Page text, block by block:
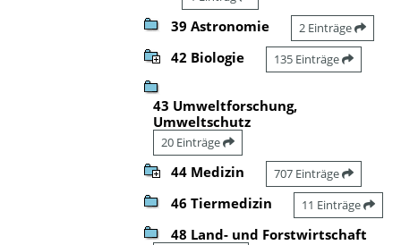
39 Astronomie 2 Einträge
42 Biologie 135 Einträge
43 Umweltforschung,
Umweltschutz
20 Einträge
44 Medizin 707 Einträge
46 Tiermedizin 11 Einträge
48 Land- und Forstwirtschaft